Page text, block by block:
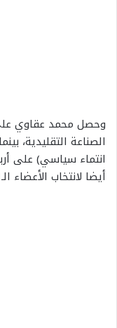
الصناعة التقليدية،
انتماء سياسي) على
أيضا لانتخاب الأعضاء الـ11 للغرفة.